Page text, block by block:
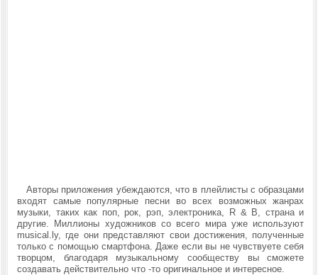
Авторы приложения убеждаются, что в плейлисты с образцами
входят самые популярные песни во всех возможных жанрах
музыки, таких как поп, рок, рэп, электроника, R & B, страна и
другие. Миллионы художников со всего мира уже используют
musical.ly, где они представляют свои достижения, полученные
только с помощью смартфона. Даже если вы не чувствуете себя
творцом, благодаря музыкальному сообществу вы сможете
создавать действительно что -то оригинальное и интересное.